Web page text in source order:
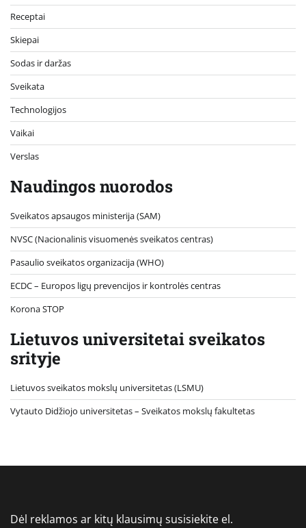
Receptai
Skiepai
Sodas ir daržas
Sveikata
Technologijos
Vaikai
Verslas
Naudingos nuorodos
Sveikatos apsaugos ministerija (SAM)
NVSC (Nacionalinis visuomenės sveikatos centras)
Pasaulio sveikatos organizacija (WHO)
ECDC – Europos ligų prevencijos ir kontrolės centras
Korona STOP
Lietuvos universitetai sveikatos
srityje
Lietuvos sveikatos mokslų universitetas (LSMU)
Vytauto Didžiojo universitetas– Sveikatos mokslų fakultetas
Dėl reklamos ar kitų klausimų susisiekite el.